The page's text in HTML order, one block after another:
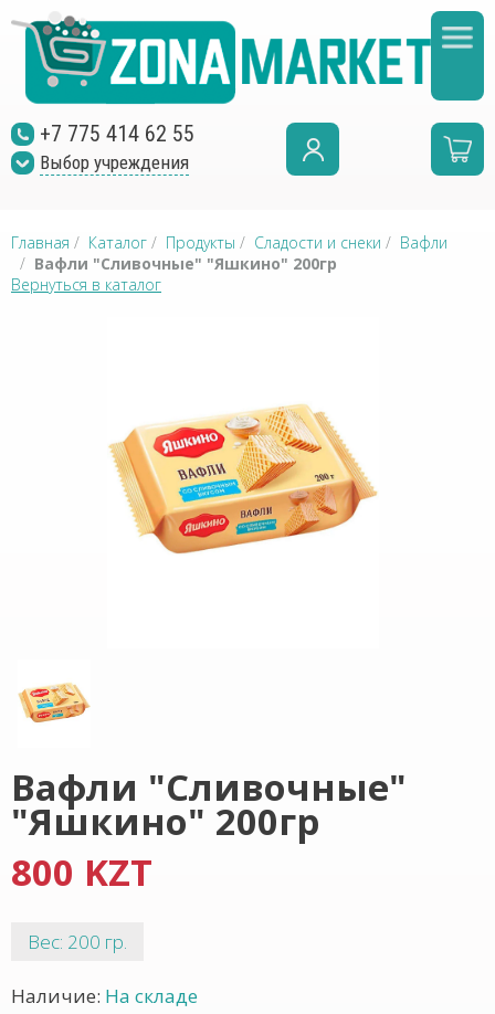
+7 775 414 62 55
Выбор учреждения
Главная / Каталог / Продукты / Сладости и снеки / Вафли
/ Вафли "Сливочные" "Яшкино" 200гр
Вернуться в каталог
Вафли "Сливочные"
"Яшкино" 200гр
800 KZT
Вес: 200 гр.
Наличие: На складе